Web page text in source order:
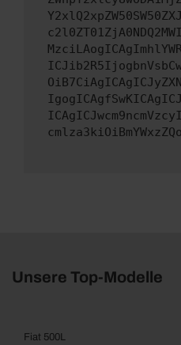
Unsere Top-Modelle
Fiat 500L